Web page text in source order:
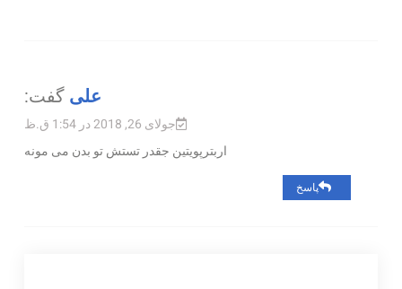
علی گفت:
جولای 26, 2018 در 1:54 ق.ظ
اربترپویتین جقدر تستش تو بدن می مونه
پاسخ